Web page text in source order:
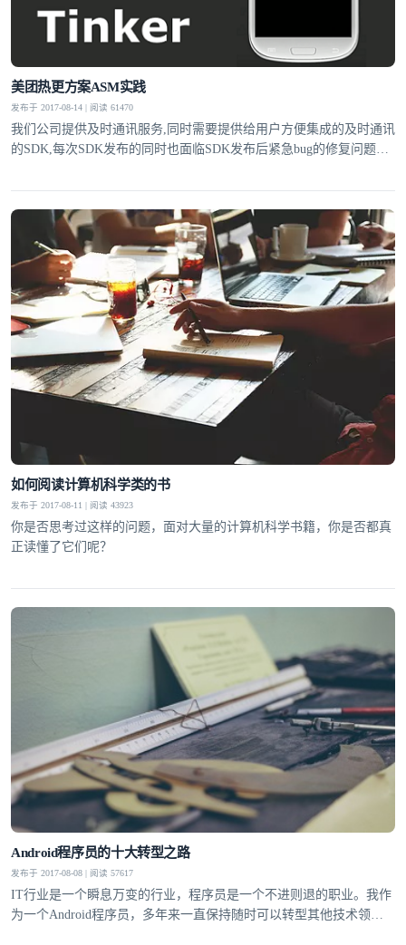
美团热更方案ASM实践
发布于 2017-08-14 | 阅读 61470
我们公司提供及时通讯服务,同时需要提供给用户方便集成的及时通讯
的SDK,每次SDK发布的同时也面临SDK发布后紧急bug的修复问题。
如何阅读计算机科学类的书
发布于 2017-08-11 | 阅读 43923
你是否思考过这样的问题，面对大量的计算机科学书籍，你是否都真
正读懂了它们呢？
Android程序员的十大转型之路
发布于 2017-08-08 | 阅读 57617
IT行业是一个瞬息万变的行业，程序员是一个不进则退的职业。我作
为一个Android程序员，多年来一直保持随时可以转型其他技术领域
我已阅读并同意通讯云服务条款和通讯云隐私政策
登录即时通讯云
登录客服云